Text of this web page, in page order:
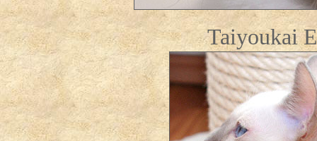
Taiyoukai